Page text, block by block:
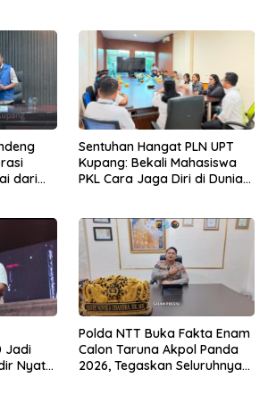
dari
Sentuhan Hangat PLN UPT
Kupang: Bekali Mahasiswa
PKL Cara Jaga Diri di Dunia
Jadi
Nyata
Polda NTT Buka Fakta Enam
Calon Taruna Akpol Panda
2026, Tegaskan Seluruhnya